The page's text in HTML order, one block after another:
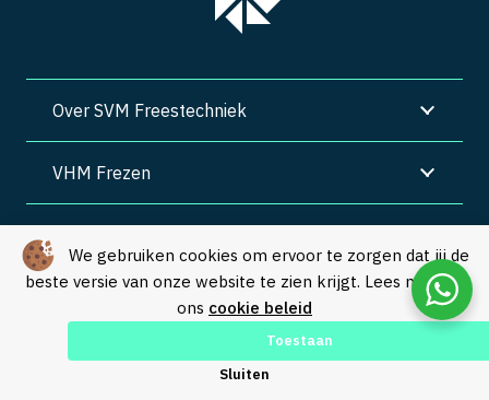
We gebruiken cookies om ervoor te zorgen dat jij de
beste versie van onze website te zien krijgt. Lees meer in
ons cookie beleid
Toestaan
Sluiten
Over SVM Freestechniek
VHM Frezen
Algemene voorwaarden | Privacy
© Copyright 2026 – SVM Freestechniek |
Webdesign by Yooker–
Made with 💙